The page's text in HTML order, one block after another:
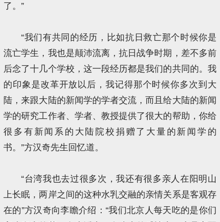
了。”
“我们有共同的经历，比如抗日救亡那个时候你是
流亡学生，我也是颠沛流离，抗日战争时期，差不多前
后念了十几个学校，这一段经历都是我们的共同的。我
的印象是改革开放以后，我记得那个时候你多次到大
陆，来跟大陆的新闻学的学者交流，而且给大陆的新闻
学的研究工作者、学者、教授提供了很大的帮助，你给
很多有新闻系的大陆院校捐赠了大量的新闻学的
书。”方汉奇先生回忆道。
“台湾我也去过很多次，我还有很多亲人在阳明山
上长眠，两岸之间的这种水乳交融的亲情关系是客观存
在的”方汉奇向李瞻介绍：“我们北京人每天吃的是你们